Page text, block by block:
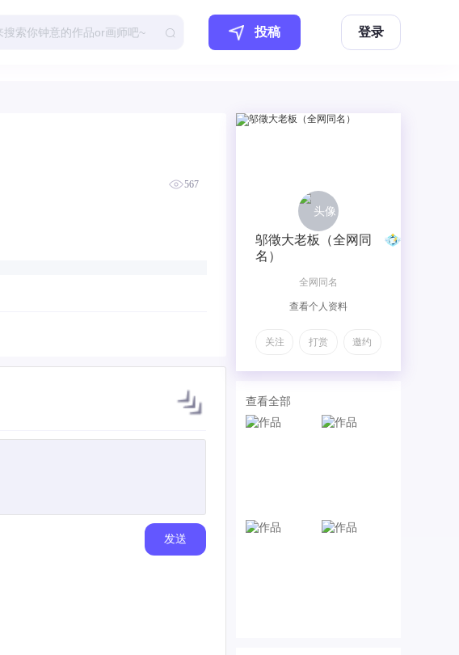
投稿 登录
567
发送
邬徵大老板（全网同
名）
全网同名
查看个人资料
关注 打赏 邀约
查看全部